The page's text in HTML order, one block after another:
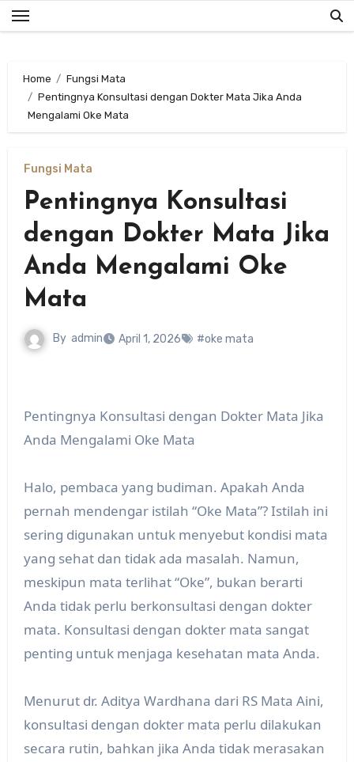
Skip
to
Home
Fungsi Mata
Pentingnya Konsultasi dengan Dokter Mata Jika Anda
Mengalami Oke Mata
Fungsi Mata
Pentingnya Konsultasi
dengan Dokter Mata Jika
Anda Mengalami Oke
Mata
By admin April 1, 2026 #oke mata
Pentingnya Konsultasi dengan Dokter Mata Jika
Anda Mengalami Oke Mata
Halo, pembaca yang budiman. Apakah Anda
pernah mendengar istilah “Oke Mata”? Istilah ini
sering digunakan untuk menyebut kondisi mata
yang sehat dan tidak ada masalah. Namun,
meskipun mata terlihat “Oke”, bukan berarti
Anda tidak perlu berkonsultasi dengan dokter
mata. Konsultasi dengan dokter mata sangat
penting untuk menjaga kesehatan mata Anda.
Menurut dr. Aditya Wardhana dari RS Mata Aini,
konsultasi dengan dokter mata perlu dilakukan
secara rutin, bahkan jika Anda tidak merasakan